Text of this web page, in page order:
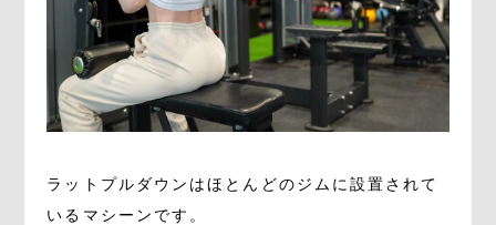
ラットプルダウンはほとんどのジムに設置されて
いるマシーンです。